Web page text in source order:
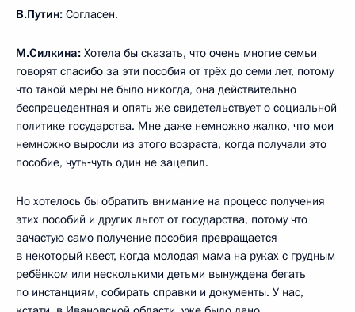
В.Путин: Согласен.
М.Силкина: Хотела бы сказать, что очень многие семьи
говорят спасибо за эти пособия от трёх до семи лет, потому
что такой меры не было никогда, она действительно
беспрецедентная и опять же свидетельствует о социальной
политике государства. Мне даже немножко жалко, что мои
немножко выросли из этого возраста, когда получали это
пособие, чуть‑чуть один не зацепил.
Но хотелось бы обратить внимание на процесс получения
этих пособий и других льгот от государства, потому что
зачастую само получение пособия превращается
в некоторый квест, когда молодая мама на руках с грудным
ребёнком или несколькими детьми вынуждена бегать
по инстанциям, собирать справки и документы. У нас,